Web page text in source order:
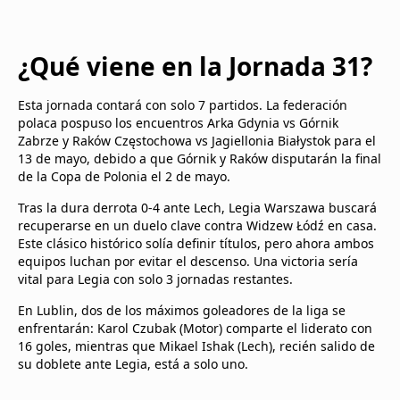
¿Qué viene en la Jornada 31?
Esta jornada contará con solo 7 partidos. La federación
polaca pospuso los encuentros Arka Gdynia vs Górnik
Zabrze y Raków Częstochowa vs Jagiellonia Białystok para el
13 de mayo, debido a que Górnik y Raków disputarán la final
de la Copa de Polonia el 2 de mayo.
Tras la dura derrota 0-4 ante Lech, Legia Warszawa buscará
recuperarse en un duelo clave contra Widzew Łódź en casa.
Este clásico histórico solía definir títulos, pero ahora ambos
equipos luchan por evitar el descenso. Una victoria sería
vital para Legia con solo 3 jornadas restantes.
En Lublin, dos de los máximos goleadores de la liga se
enfrentarán: Karol Czubak (Motor) comparte el liderato con
16 goles, mientras que Mikael Ishak (Lech), recién salido de
su doblete ante Legia, está a solo uno.